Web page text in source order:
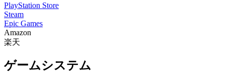
PlayStation Store
Steam
Epic Games
Amazon
楽天
ゲームシステム